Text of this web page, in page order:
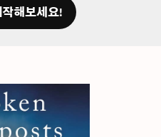
해보세요!